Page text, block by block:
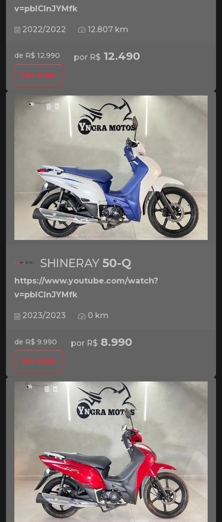
v=pbICInJYMfk
2022/2022 12.807 km
de R$ 12.990 por R$ 12.490
Ver mais
SHINERAY 50-Q
https://www.youtube.com/watch?
v=pbICInJYMfk
2023/2023 0 km
de R$ 9.990 por R$ 8.990
Ver mais